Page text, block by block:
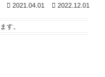
2021.04.01 2022.12.01
す。